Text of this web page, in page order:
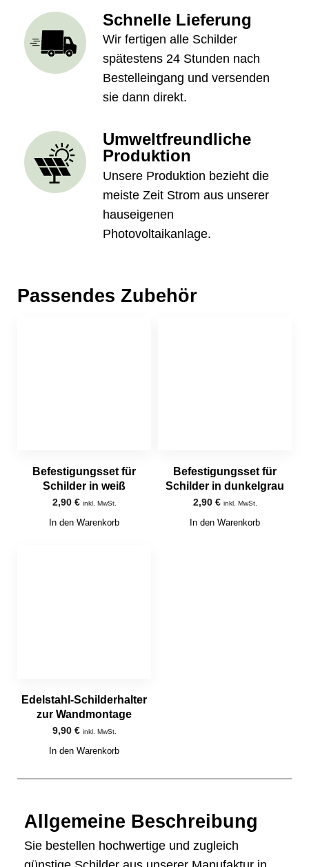
Schnelle Lieferung
Wir fertigen alle Schilder
spätestens 24 Stunden nach
Bestelleingang und versenden
sie dann direkt.
Umweltfreundliche
Produktion
Unsere Produktion bezieht die
meiste Zeit Strom aus unserer
hauseigenen
Photovoltaikanlage.
Passendes Zubehör
Befestigungsset für
Schilder in weiß
2,90 € inkl. MwSt.
In den Warenkorb
Befestigungsset für
Schilder in dunkelgrau
2,90 € inkl. MwSt.
In den Warenkorb
Edelstahl-Schilderhalter
zur Wandmontage
9,90 € inkl. MwSt.
In den Warenkorb
Allgemeine Beschreibung
Sie bestellen hochwertige und zugleich